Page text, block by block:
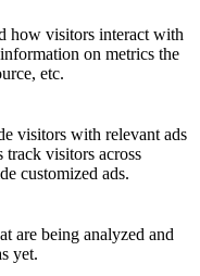
how visitors interact with
on metrics the
etc.
visitors with relevant ads
track visitors across
customized ads.
are being analyzed and
yet.